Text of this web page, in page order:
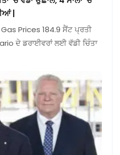
|
Prices 184.9 ਸੈਂਟ ਪ੍ਰਤੀ
ਦੇ ਡਰਾਈਵਰਾਂ ਲਈ ਵੱਡੀ ਚਿੰਤਾ